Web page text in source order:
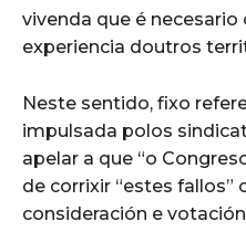
vivenda que é
experiencia doutros
Neste sentido, fixo
impulsada polos
apelar a que “o
de corrixir “estes fallos”
consideración e